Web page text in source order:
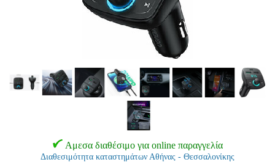
Αμεσα διαθέσιμο για online παραγγελία
Διαθεσιμότητα καταστημάτων Αθήνας - Θεσσαλονίκης